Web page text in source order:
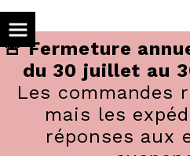
🚨 Fermeture
du 30 juillet au
Les commandes
mais les
réponses aux